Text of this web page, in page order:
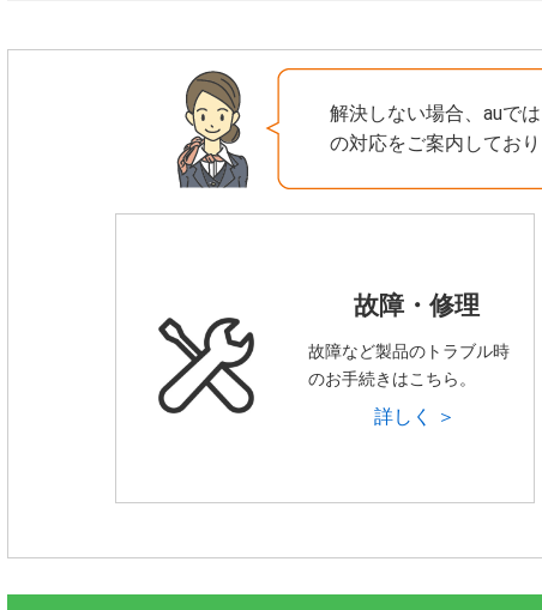
解決しない場合、auで
の対応をご案内しており
故障・修理
故障など製品のトラブル時
のお手続きはこちら。
詳しく ＞